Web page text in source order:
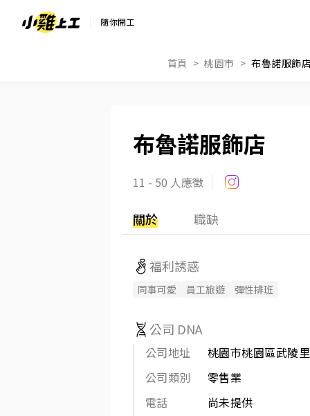
隨你開工
首頁 桃園市 布魯諾服飾
布魯諾服飾店
11 - 50 人應徵
關於 職缺
福利誘惑
同事可愛 員工旅遊 彈性排班
公司 DNA
公司地址
桃園市桃園區武陵
公司類別
零售業
電話
尚未提供